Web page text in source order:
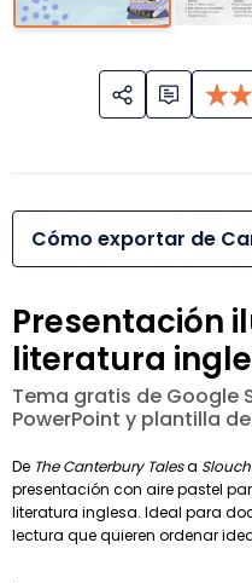
Cómo exportar de
Presentación
literatura
Tema gratis de Google
PowerPoint y plantilla
De The Canterbury Talesa
presentación con aire pastel
literatura inglesa. Ideal para
lectura que quieren ordenar